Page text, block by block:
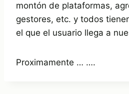
montón de plataformas,
gestores, etc. y todos
el que el usuario llega a
Proximamente … ….